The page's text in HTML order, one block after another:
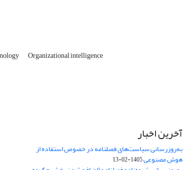
Organizational intelligence
آخرین اخبار
به‌روزرسانی سیاست‌های فصلنامه در خصوص استفاده از
هوش مصنوعی1405-02-13